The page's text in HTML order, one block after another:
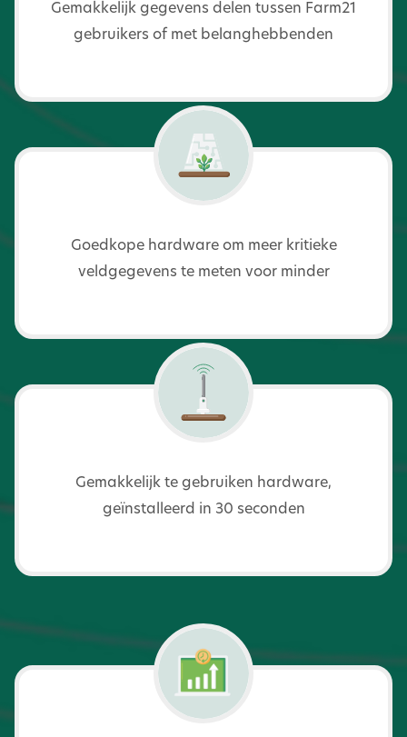
Gemakkelijk gegevens delen tussen Farm21
gebruikers of met belanghebbenden
Goedkope hardware om meer kritieke
veldgegevens te meten voor minder
Gemakkelijk te gebruiken hardware,
geïnstalleerd in 30 seconden